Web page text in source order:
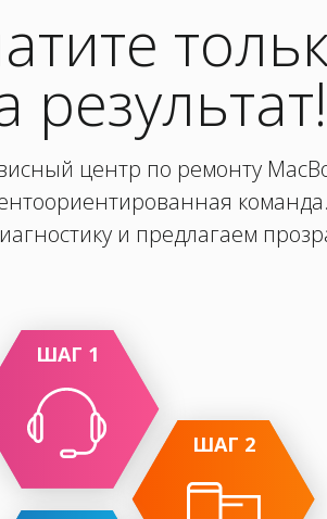
результат!
центр по ремонту
команда.
и предлагаем
ШАГ 1
ШАГ 2